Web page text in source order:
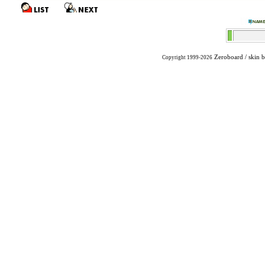
Copyright 1999-2026 Zeroboard / skin